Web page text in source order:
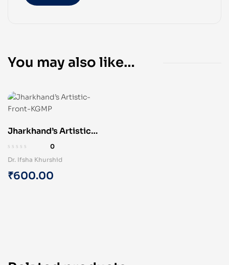
You may also like…
Jharkhand’s Artistic
Legacy: Handicrafts as
an Economic Catalyst
0
Dr. Ifsha Khurshid
₹600.00